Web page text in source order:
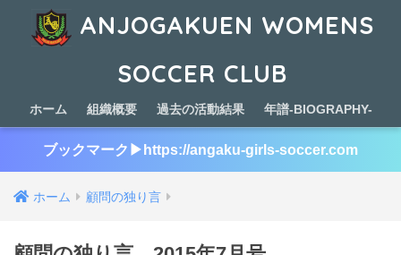
ANJOGAKUEN WOMENS
SOCCER CLUB
ホーム 組織概要 過去の活動結果 年譜-BIOGRAPHY-
ブックマーク▶︎https://angaku-girls-soccer.com
ホーム 顧問の独り言